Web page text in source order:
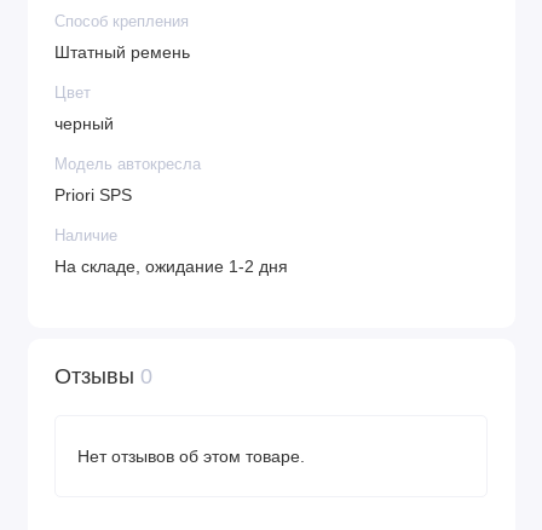
Способ крепления
Штатный ремень
Цвет
черный
Модель автокресла
Priori SPS
Наличие
На складе, ожидание 1-2 дня
Отзывы 0
Нет отзывов об этом товаре.